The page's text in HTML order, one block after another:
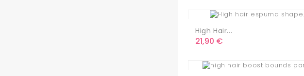
High Hair...
Precio
21,90 €